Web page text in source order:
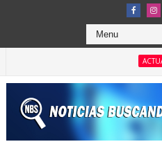
ACTUALIDAD